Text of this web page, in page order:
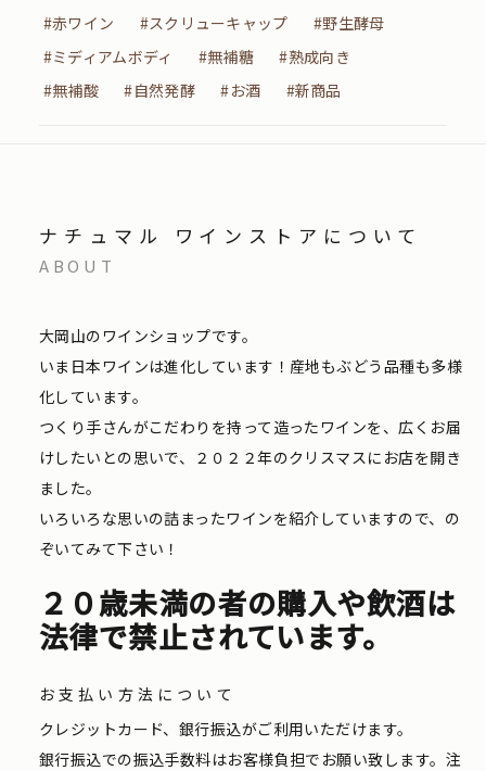
#赤ワイン #スクリューキャップ
#野生酵母
#ミディアムボディ
#無補糖
#熟成向き
#無補酸
#自然発酵 #お酒 #新商品
ナチュマル ワインストアについて
ABOUT
大岡山のワインショップです。
いま日本ワインは進化しています！産地もぶどう品種も多様
化しています。
つくり手さんがこだわりを持って造ったワインを、広くお届
けしたいとの思いで、２０２２年のクリスマスにお店を開き
ました。
いろいろな思いの詰まったワインを紹介していますので、の
ぞいてみて下さい！
２０歳未満の者の購入や飲酒は
法律で禁止されています。
お支払い方法について
クレジットカード、銀行振込がご利用いただけます。
銀行振込での振込手数料はお客様負担でお願い致します。注